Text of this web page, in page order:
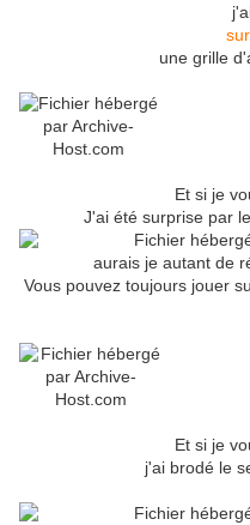
une grille
Et si je
J'ai été surprise par
aurais je autant de
Vous pouvez toujours jouer
Et si je
j'ai brodé le